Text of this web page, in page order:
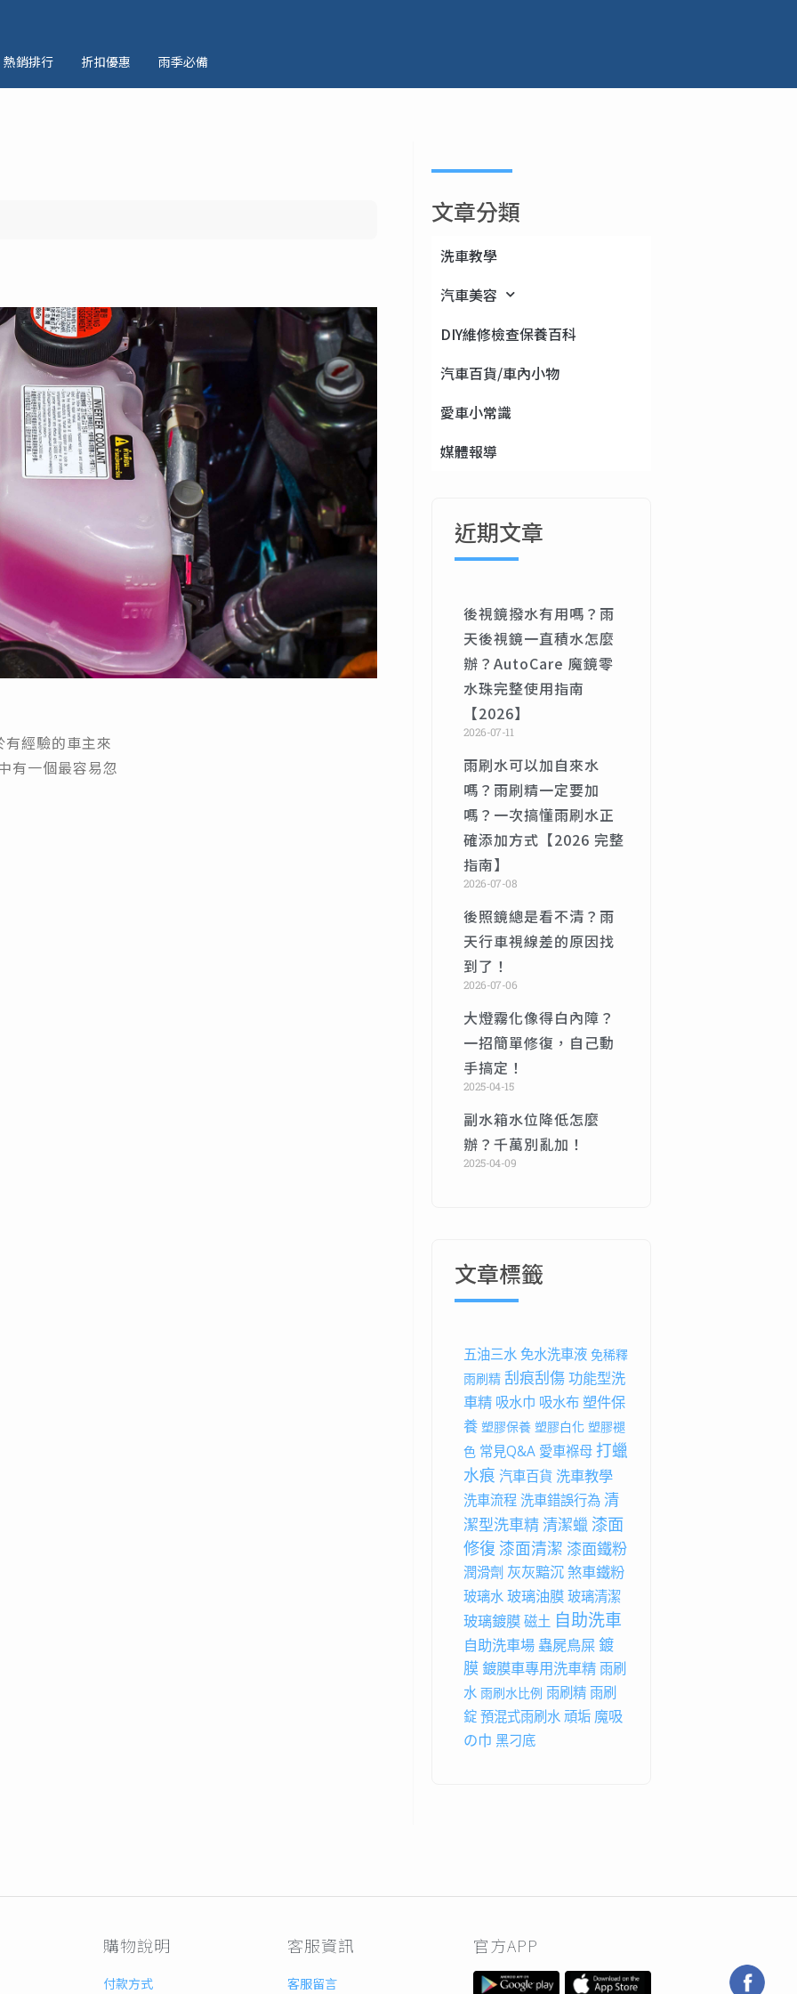
熱銷排行 折扣優惠 雨季必備
經驗的車主來
有一個最容易忽
文章分類
洗車教學
汽車美容
DIY維修檢查保養百科
汽車百貨/車內小物
愛車小常識
媒體報導
近期文章
後視鏡撥水有用嗎？雨
天後視鏡一直積水怎麼
辦？AutoCare 魔鏡零
水珠完整使用指南
【2026】
2026-07-11
雨刷水可以加自來水
嗎？雨刷精一定要加
嗎？一次搞懂雨刷水正
確添加方式【2026 完整
指南】
2026-07-08
後照鏡總是看不清？雨
天行車視線差的原因找
到了！
2026-07-06
大燈霧化像得白內障？
一招簡單修復，自己動
手搞定！
2025-04-15
副水箱水位降低怎麼
辦？千萬別亂加！
2025-04-09
文章標籤
五油三水 免水洗車液 免稀釋
雨刷精 刮痕刮傷功能型洗
車精 吸水巾 吸水布塑件保
養 塑膠保養 塑膠白化 塑膠褪
色 常見Q&A 愛車褓母打蠟
水痕 汽車百貨洗車教學
洗車流程 洗車錯誤行為清
潔型洗車精清潔蠟 漆面
修復 漆面清潔 漆面鐵粉
潤滑劑 灰灰黯沉煞車鐵粉
玻璃水玻璃油膜玻璃清潔
玻璃鍍膜磁土 自助洗車
自助洗車場 蟲屍鳥屎鍍
膜鍍膜車專用洗車精雨刷
水 雨刷水比例 雨刷精雨刷
錠預混式雨刷水頑垢 魔吸
の巾 黑刁底
購物說明
付款方式
客服資訊
客服留言
官方APP